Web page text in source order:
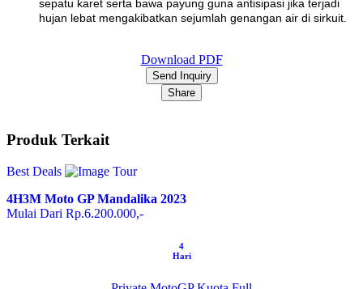
sepatu karet serta bawa payung guna antisipasi jika terjadi
hujan lebat mengakibatkan sejumlah genangan air di sirkuit.
Download PDF
Send Inquiry
Share
Produk Terkait
Best Deals
4H3M Moto GP Mandalika 2023
Mulai Dari Rp.6.200.000,-
4
Hari